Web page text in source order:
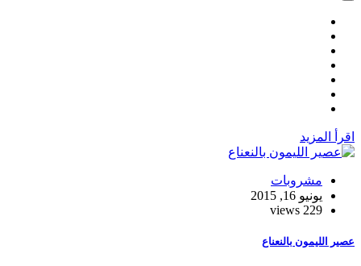
المزيد
مشروبات
يونيو 16, 2015
229 views
الليمون بالنعناع